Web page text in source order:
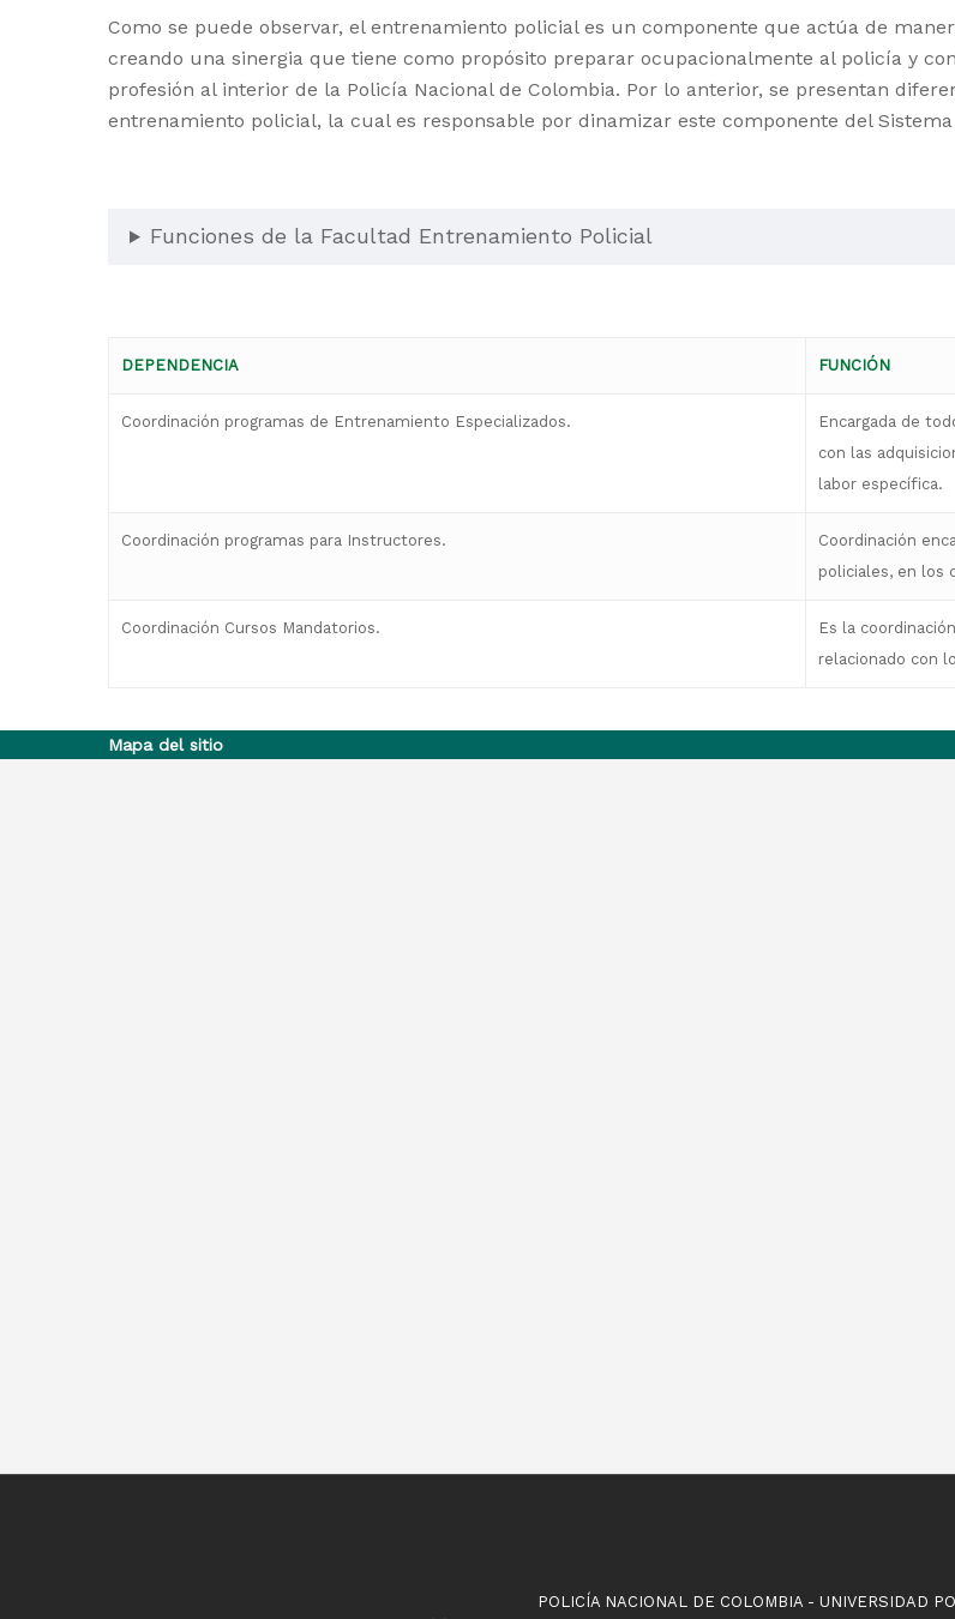
Como se puede observar, el entrenamiento policial es un componente que actúa de
creando una sinergia que tiene como propósito preparar ocupacionalmente al policía y
profesión al interior de la Policía Nacional de Colombia. Por lo anterior, se presentan
entrenamiento policial, la cual es responsable por dinamizar este componente del
Funciones de la Facultad Entrenamiento Policial
DEPENDENCIA FUNCIÓN
Coordinación programas de Entrenamiento Especializados.
Encargada de
con las
labor específica.
Coordinación programas para Instructores.
Coordinación
policiales, en los
Coordinación Cursos Mandatorios.
Es la
relacionado con
Mapa del sitio
POLICÍA NACIONAL DE COLOMBIA - UNIVERSIDAD